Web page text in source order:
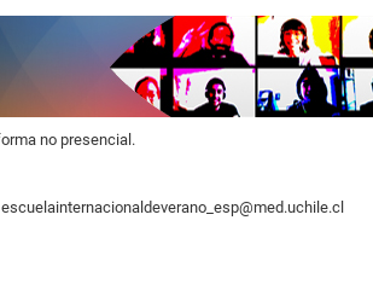
no presencial.